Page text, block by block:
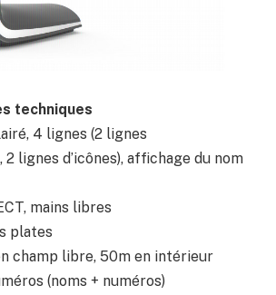
techniques
4 lignes (2 lignes
lignes d’icônes), affichage du nom
mains libres
plates
champ libre, 50m en intérieur
(noms + numéros)